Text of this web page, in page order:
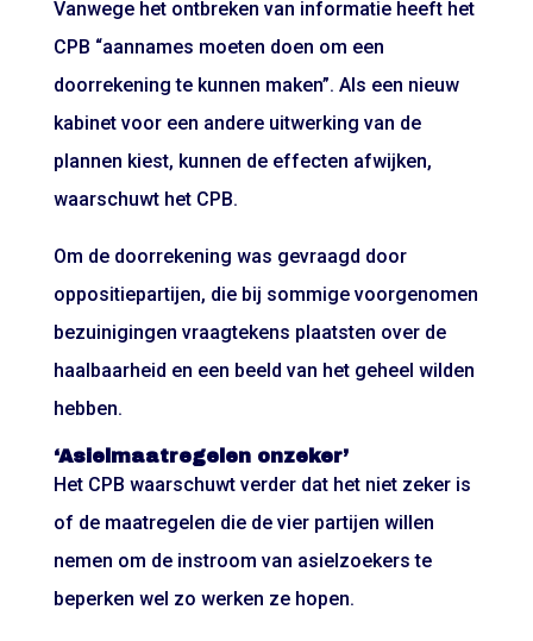
Vanwege het ontbreken van informatie heeft het
CPB “aannames moeten doen om een
doorrekening te kunnen maken”. Als een nieuw
kabinet voor een andere uitwerking van de
plannen kiest, kunnen de effecten afwijken,
waarschuwt het CPB.
Om de doorrekening was gevraagd door
oppositiepartijen, die bij sommige voorgenomen
bezuinigingen vraagtekens plaatsten over de
haalbaarheid en een beeld van het geheel wilden
hebben.
‘Asielmaatregelen onzeker’
Het CPB waarschuwt verder dat het niet zeker is
of de maatregelen die de vier partijen willen
nemen om de instroom van asielzoekers te
beperken wel zo werken ze hopen.